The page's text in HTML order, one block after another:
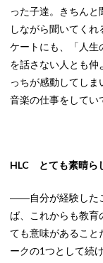
った子達。きちん
しながら聞いてく
ケートにも、「人生
を話さない人とも仲
っちが感動してしま
音楽の仕事をしてい
HLC とても素晴ら
――自分が経験した
ば、これからも教育
ても意味があること
ークの1つとして続